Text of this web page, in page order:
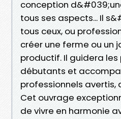
conception
tous ses aspects... Il
tous ceux, ou
créer une ferme ou un
productif. Il guidera
débutants et
professionnels avertis,
Cet ouvrage
de vivre en harmonie